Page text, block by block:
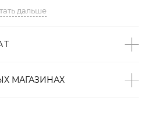
с металлическими кольцами;
дальше
МАГАЗИНАХ